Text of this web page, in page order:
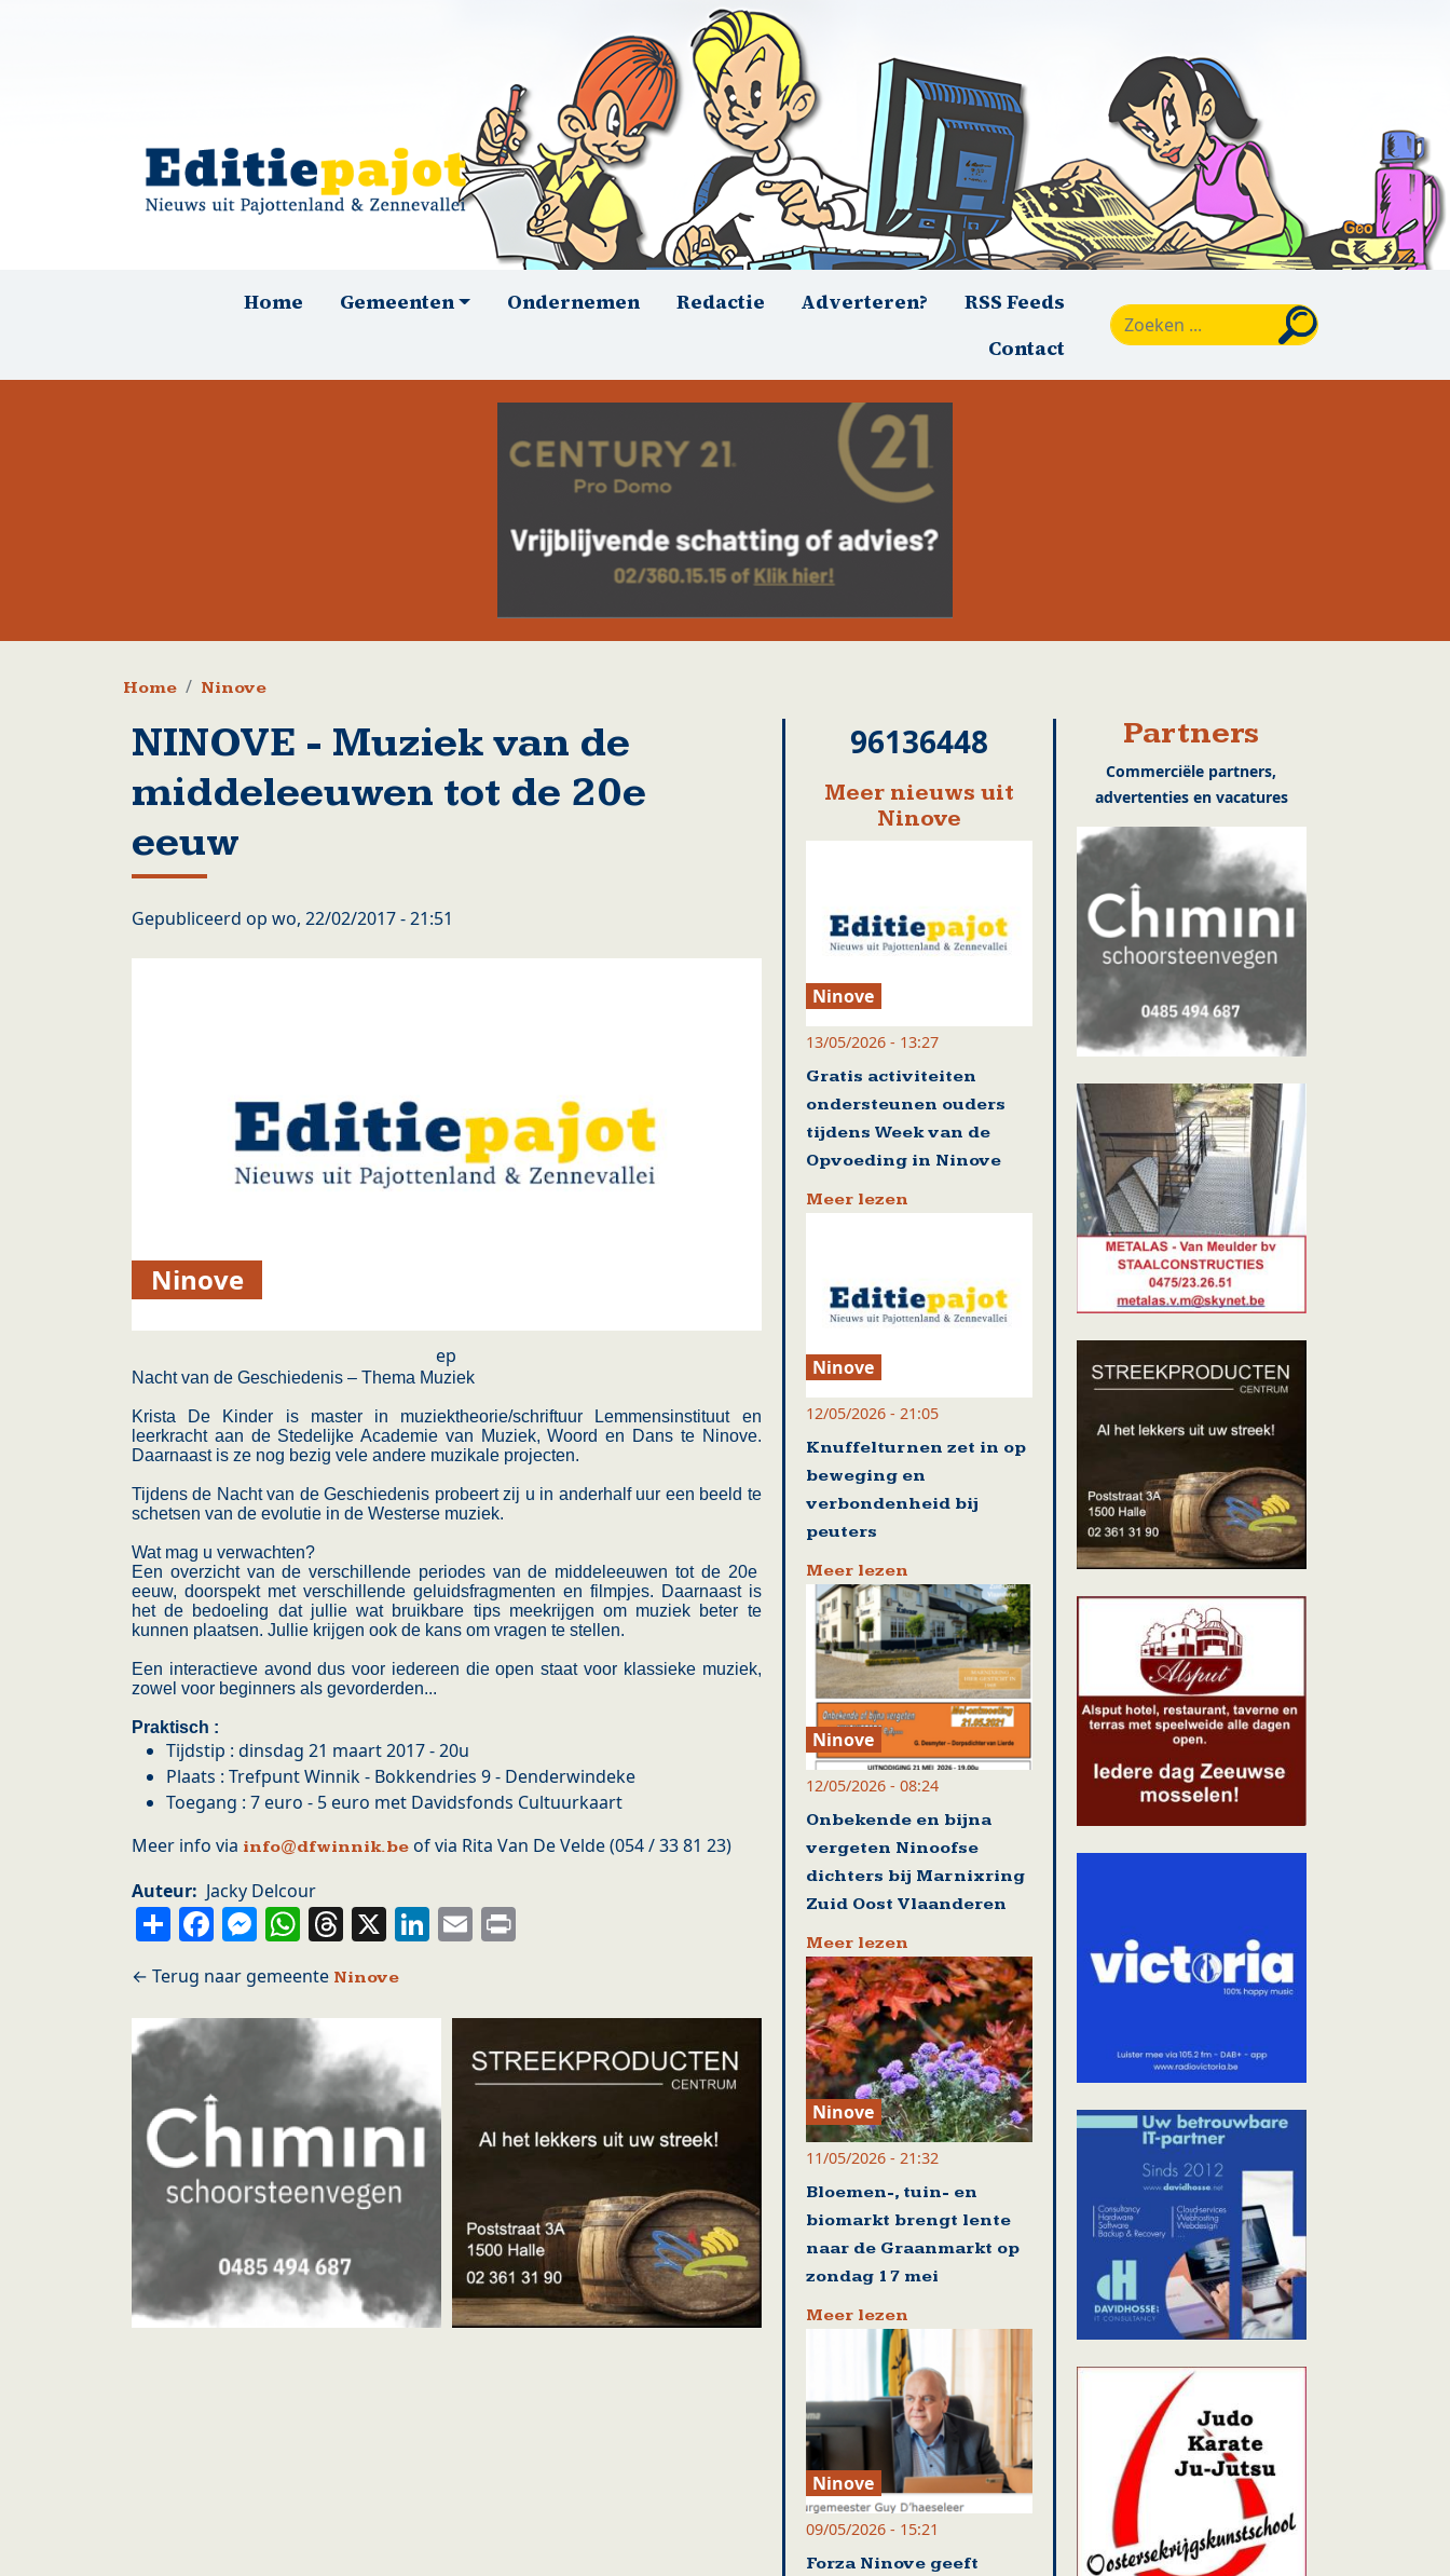
HoofdnavigatieHome Gemeenten Ondernemen Redactie Adverteren?
RSS Feeds
Contact
Kruimelpad
Home Ninove
NINOVE - Muziek van de
middeleeuwen tot de 20e
eeuw
Gepubliceerd op wo, 22/02/2017 - 21:51
Ninove
ep
Nacht van de Geschiedenis – Thema Muziek
Krista De Kinder is master in muziektheorie/schriftuur Lemmensinstituut en
leerkracht aan de Stedelijke Academie van Muziek, Woord en Dans te Ninove.
Daarnaast is ze nog bezig vele andere muzikale projecten.
Tijdens de Nacht van de Geschiedenis probeert zij u in anderhalf uur een beeld te
schetsen van de evolutie in de Westerse muziek.
Wat mag u verwachten?
Een overzicht van de verschillende periodes van de middeleeuwen tot de 20e
eeuw, doorspekt met verschillende geluidsfragmenten en filmpjes. Daarnaast is
het de bedoeling dat jullie wat bruikbare tips meekrijgen om muziek beter te
kunnen plaatsen. Jullie krijgen ook de kans om vragen te stellen.
Een interactieve avond dus voor iedereen die open staat voor klassieke muziek,
zowel voor beginners als gevorderden...
Praktisch :
Tijdstip : dinsdag 21 maart 2017 - 20u
Plaats : Trefpunt Winnik - Bokkendries 9 - Denderwindeke
Toegang : 7 euro - 5 euro met Davidsfonds Cultuurkaart
Meer info via info@dfwinnik.be of via Rita Van De Velde (054 / 33 81 23)
Auteur
Jacky Delcour
ShareFacebook
Messenger
WhatsApp
Threads
X LinkedIn
Email
Ninove
96136448
Meer nieuws uit
Ninove
Ninove
13/05/2026 - 13:27
Gratis activiteiten
ondersteunen ouders
tijdens Week van de
Opvoeding in Ninove
Meer lezen
Ninove
12/05/2026 - 21:05
Knuffelturnen zet in op
beweging en
verbondenheid bij
peuters
Meer lezen
Ninove
12/05/2026 - 08:24
Onbekende en bijna
vergeten Ninoofse
dichters bij Marnixring
Zuid Oost Vlaanderen
Meer lezen
Ninove
11/05/2026 - 21:32
Bloemen-, tuin- en
biomarkt brengt lente
naar de Graanmarkt op
zondag 17 mei
Meer lezen
Ninove
09/05/2026 - 15:21
Forza Ninove geeft
Partners
Commerciële partners,
advertenties en vacatures